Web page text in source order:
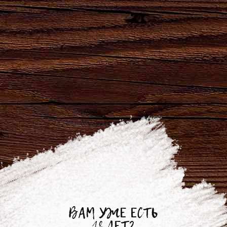
ВАМ УЖЕ ЕСТЬ
15.01.2019
Прилашение на выставку
"ПРОДЭКСПО-2019"
Уважаемые партнеры!
АО "Брянскпиво" приглашает вас на 26-ю
международную выставку
"ПРОДЭКСПО-2019"!
Мы будем рады вас видеть! Как всегда на
стенде будут представлены ведущие позиции
нашего пиво-безалкогольного производства,